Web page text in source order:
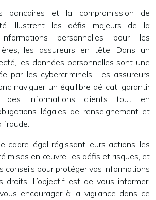
bancaires et la compromission de
illustrent les défis majeurs de la
personnelles pour les
les assureurs en tête. Dans un
les données personnelles sont une
par les cybercriminels. Les assureurs
naviguer un équilibre délicat: garantir
des informations clients tout en
légales de renseignement et
fraude.
cadre légal régissant leurs actions, les
mises en œuvre, les défis et risques, et
conseils pour protéger vos informations
droits. L’objectif est de vous informer,
encourager à la vigilance dans ce